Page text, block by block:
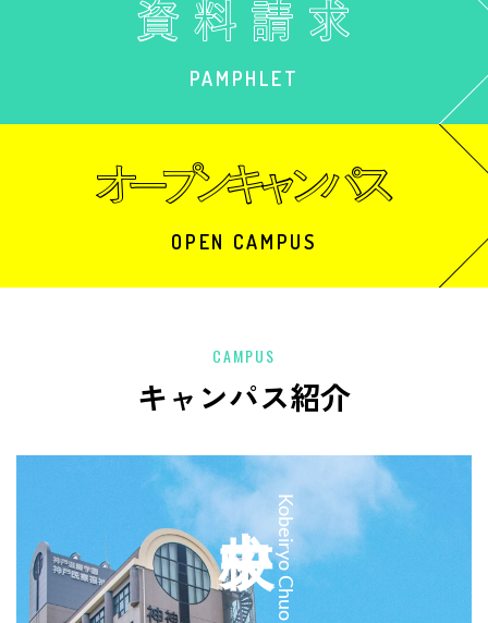
PAMPHLET
OPEN CAMPUS
CAMPUS
キャンパス紹介
Kobeiryo Chuo